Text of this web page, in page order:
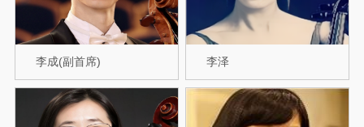
李成(副首席) 李泽